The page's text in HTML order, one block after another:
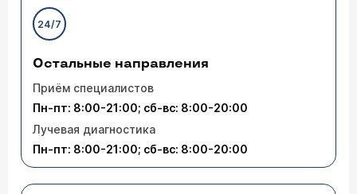
24/7
Остальные направления
Приём специалистов
Пн-пт: 8:00-21:00; сб-вс: 8:00-20:00
Лучевая диагностика
Пн-пт: 8:00-21:00; сб-вс: 8:00-20:00